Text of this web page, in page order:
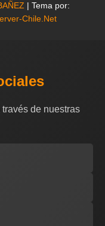
| Tema por:
Chile.Net
de nuestras